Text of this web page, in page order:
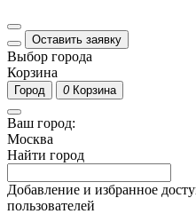
Оставить заявку
Выбор города
Корзина
Город 0 Корзина
Ваш город:
Москва
Найти город
Добавление и избранное
пользователей